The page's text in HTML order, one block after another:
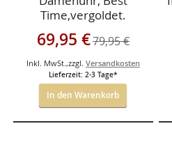
Time,vergoldet.
Sonderangebot
69,95 €79,95 €
Inkl. MwSt.,zzgl. Versandkosten
Lieferzeit: 2-3 Tage*
In den Warenkorb